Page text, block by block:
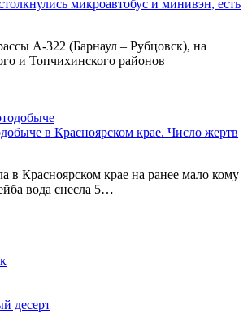
микроавтобус и минивэн, есть
А-322 (Барнаул – Рубцовск), на
и Топчихинского районов
в Красноярском крае. Число жертв
в Красноярском крае на ранее мало кому
вода снесла 5…
десерт